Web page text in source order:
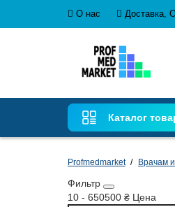
О нас Доставка,
Каталог
Profmedmarket Врачам
Фильтр
10 - 650500 ₴ Цена